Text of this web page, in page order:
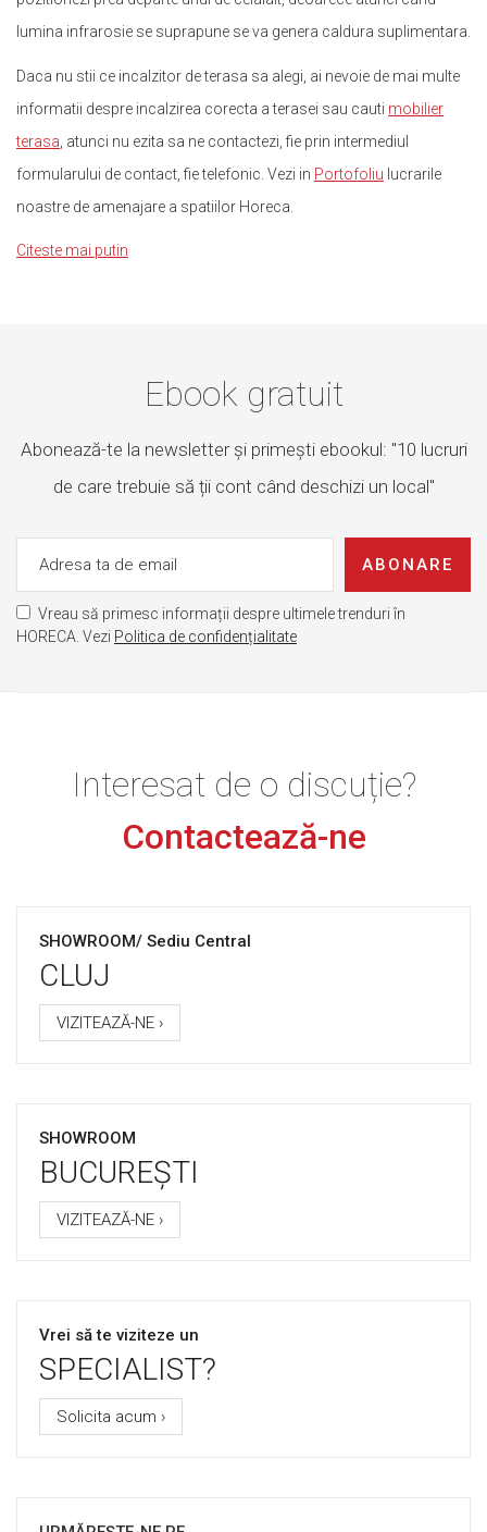
lumina infrarosie se suprapune se va genera caldura suplimentara.
Daca nu stii ce incalzitor de terasa sa alegi, ai nevoie de mai multe
informatii despre incalzirea corecta a terasei sau cauti mobilier
terasa , atunci nu ezita sa ne contactezi, fie prin intermediul
formularului de contact, fie telefonic. Vezi in Portofoliu lucrarile
noastre de amenajare a spatiilor Horeca.
Citeste mai putin
Ebook gratuit
Abonează-te la newsletter și primești ebookul: "10 lucruri
de care trebuie să ții cont când deschizi un local"
ABONARE
Vreau să primesc informații despre ultimele trenduri în
HORECA. Vezi Politica de confidențialitate
Interesat de o discuție?
Contactează-ne
SHOWROOM/ Sediu Central
CLUJ
VIZITEAZĂ-NE ›
SHOWROOM
BUCUREȘTI
VIZITEAZĂ-NE ›
Vrei să te viziteze un
SPECIALIST?
Solicita acum ›